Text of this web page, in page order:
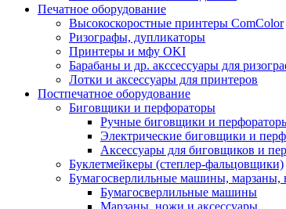
Печатное оборудование
Высокоскоростные принтеры ComColor
Ризографы, дупликаторы
Принтеры и мфу OKI
Барабаны и др. акссессуары для
Лотки и аксессуары для принтеров
Постпечатное оборудование
Биговщики и перфораторы
Ручные биговщики и
Электрические биговщики и
Аксессуары для биговщиков и
Буклетмейкеры (степлер-фальцовщики)
Бумагосверлильные машины, марзаны,
Бумагосверлильные машины
Марзаны, ножи и аксессуары